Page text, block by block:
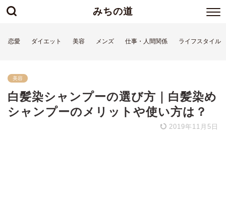
みちの道
恋愛 ダイエット 美容 メンズ 仕事・人間関係 ライフスタイル
美容
白髪染シャンプーの選び方｜白髪染め
シャンプーのメリットや使い方は？
2019年11月5日